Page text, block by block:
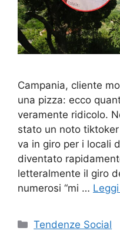
Campania, cliente
una pizza: ecco
veramente ridicolo.
stato un noto
va in giro per i locali
diventato
letteralmente il giro
numerosi “mi …
Categorie
Tendenze Social